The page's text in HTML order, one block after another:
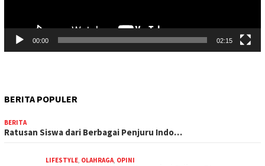
00:00 02:15
BERITA POPULER
BERITA
Ratusan Siswa dari Berbagai Penjuru Indo…
LIFESTYLE, OLAHRAGA, OPINI